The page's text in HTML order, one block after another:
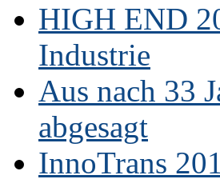
HIGH END
Industrie
Aus nach 33
abgesagt
InnoTrans